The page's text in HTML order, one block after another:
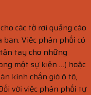
các tờ rơi quảng cáo
Việc phân phối có
tay cho những
một sự kiện …) hoặc
kính chắn gió ô tô,
với việc phân phối tự